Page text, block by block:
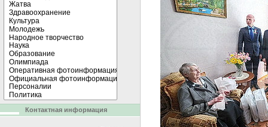
Контактная информация